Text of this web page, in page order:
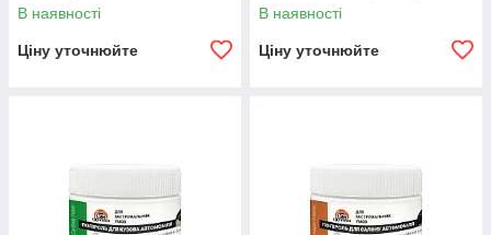
В наявності
Ціну уточнюйте
В наявності
Ціну уточнюйте